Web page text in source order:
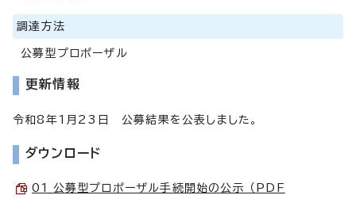
調達方法
公募型プロポーザル
更新情報
令和8年1月23日 公募結果を公表しました。
ダウンロード
01_公募型プロポーザル手続開始の公示 （PDF